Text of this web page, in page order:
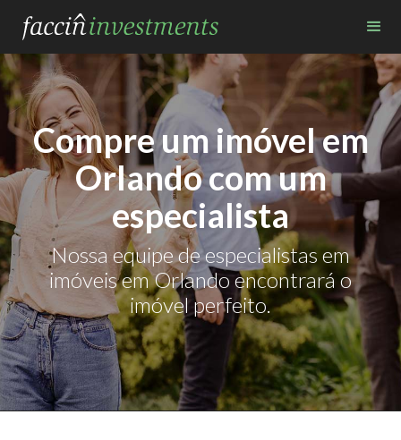
Compre um imóvel em
Orlando com um
especialista
Nossa equipe de especialistas em
imóveis em Orlando encontrará o
imóvel perfeito.